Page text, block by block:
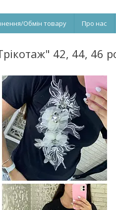
Обмін товару Про нас
42, 44, 46